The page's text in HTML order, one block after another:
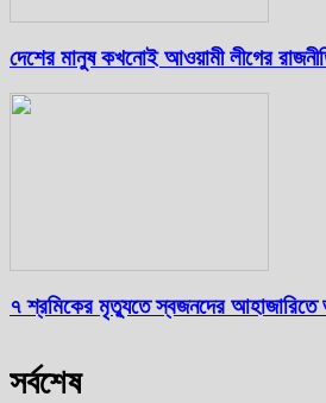
দেশের মানুষ কখনোই আওয়ামী লীগের
৭ শ্রমিকের মৃত্যুতে স্বজনদের আহাজারিতে
সর্বশেষ